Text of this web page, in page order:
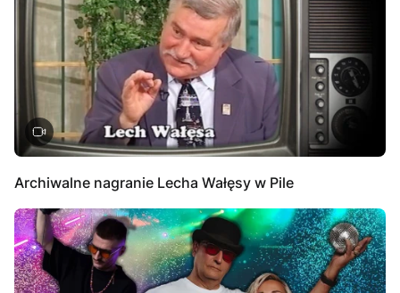
Archiwalne nagranie Lecha Wałęsy w Pile